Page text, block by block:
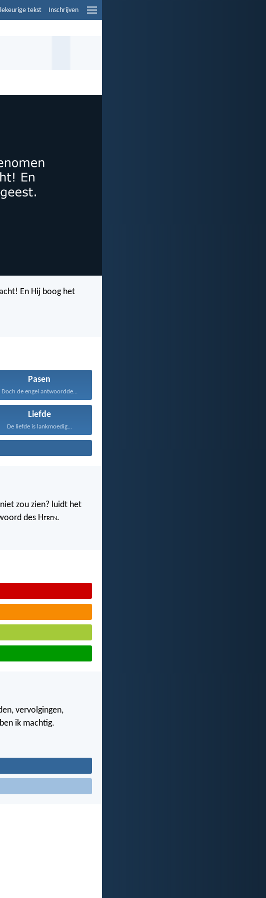
tekst Inschrijven
En Hij boog het
Pasen
Doch de engel antwoordde...
Liefde
De liefde is lankmoedig...
zou zien? luidt het
des Heren.
vervolgingen,
ik machtig.